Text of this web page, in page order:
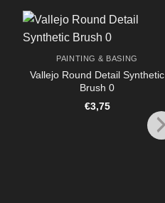
PAINTING & BASING
Vallejo Round Detail Synthetic
Brush 0
€3,75